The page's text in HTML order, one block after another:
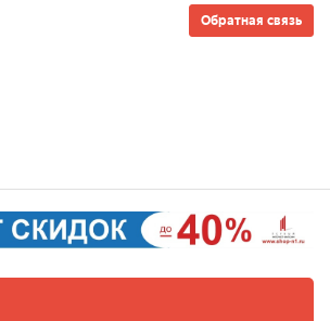
Обратная связь